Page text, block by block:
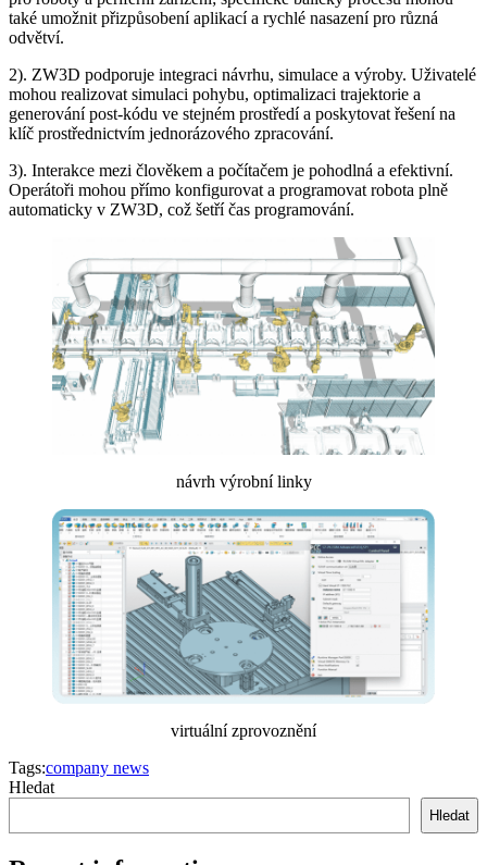
také umožnit přizpůsobení aplikací a rychlé nasazení pro různá
odvětví.
2). ZW3D podporuje integraci návrhu, simulace a výroby. Uživatelé
mohou realizovat simulaci pohybu, optimalizaci trajektorie a
generování post-kódu ve stejném prostředí a poskytovat řešení na
klíč prostřednictvím jednorázového zpracování.
3). Interakce mezi člověkem a počítačem je pohodlná a efektivní.
Operátoři mohou přímo konfigurovat a programovat robota plně
automaticky v ZW3D, což šetří čas programování.
návrh výrobní linky
virtuální zprovoznění
Tags:company news
Hledat
Hledat